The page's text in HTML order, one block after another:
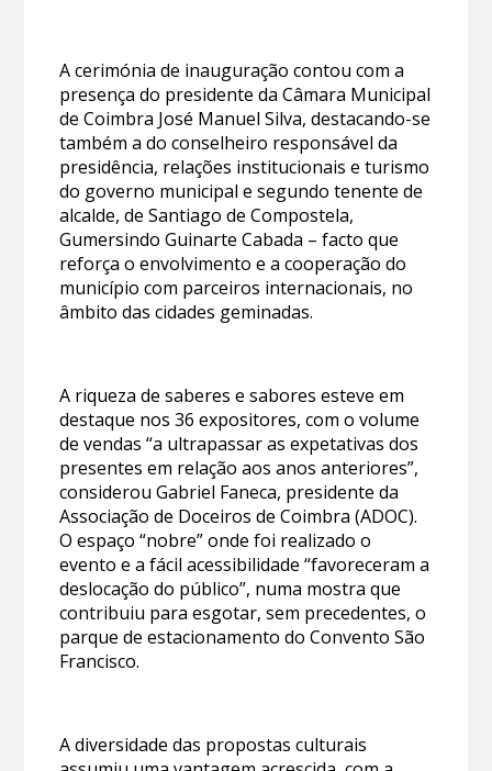
A cerimónia de inauguração contou com a
presença do presidente da Câmara Municipal
de Coimbra José Manuel Silva, destacando-se
também a do conselheiro responsável da
presidência, relações institucionais e turismo
do governo municipal e segundo tenente de
alcalde, de Santiago de Compostela,
Gumersindo Guinarte Cabada – facto que
reforça o envolvimento e a cooperação do
município com parceiros internacionais, no
âmbito das cidades geminadas.
A riqueza de saberes e sabores esteve em
destaque nos 36 expositores, com o volume
de vendas “a ultrapassar as expetativas dos
presentes em relação aos anos anteriores”,
considerou Gabriel Faneca, presidente da
Associação de Doceiros de Coimbra (ADOC).
O espaço “nobre” onde foi realizado o
evento e a fácil acessibilidade “favoreceram a
deslocação do público”, numa mostra que
contribuiu para esgotar, sem precedentes, o
parque de estacionamento do Convento São
Francisco.
A diversidade das propostas culturais